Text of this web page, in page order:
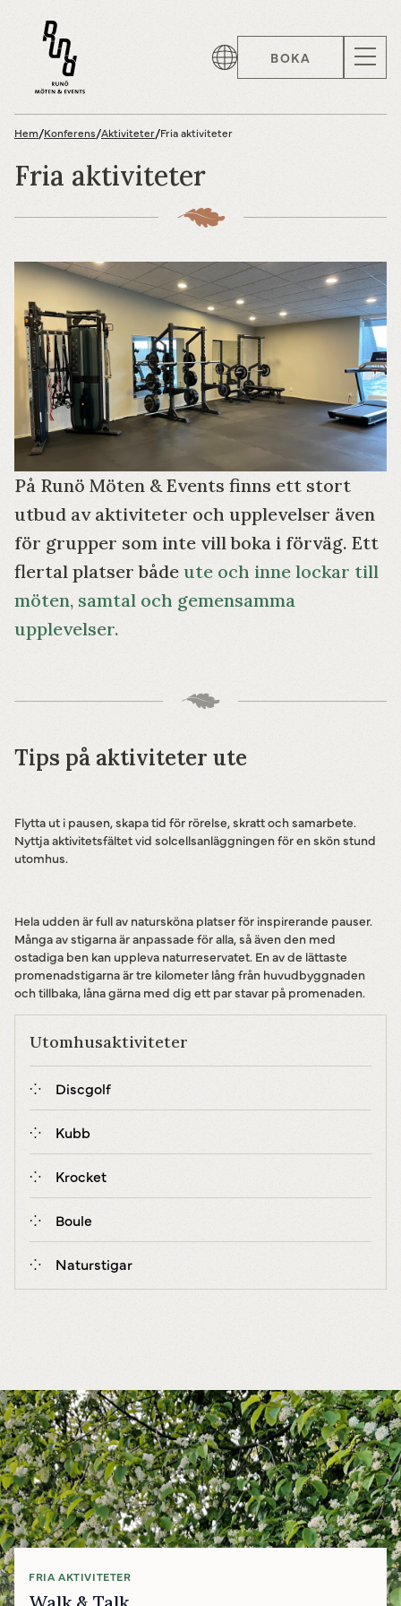
BOKA
Hem/Konferens/Aktiviteter/Fria aktiviteter
Fria aktiviteter
På Runö Möten & Events finns ett stort
utbud av aktiviteter och upplevelser även
för grupper som inte vill boka i förväg. Ett
flertal platser både ute och inne lockar till
möten, samtal och gemensamma
upplevelser.
Tips på aktiviteter ute
Flytta ut i pausen, skapa tid för rörelse, skratt och samarbete.
Nyttja aktivitetsfältet vid solcellsanläggningen för en skön stund
utomhus.
Hela udden är full av natursköna platser för inspirerande pauser.
Många av stigarna är anpassade för alla, så även den med
ostadiga ben kan uppleva naturreservatet. En av de lättaste
promenadstigarna är tre kilometer lång från huvudbyggnaden
och tillbaka, låna gärna med dig ett par stavar på promenaden.
Utomhusaktiviteter
Discgolf
Kubb
Krocket
Boule
Naturstigar
FRIA AKTIVITETER